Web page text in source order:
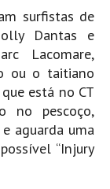
surfistas de
Dantas e
Lacomare,
ou o taitiano
está no CT
no pescoço,
aguarda uma
“Injury